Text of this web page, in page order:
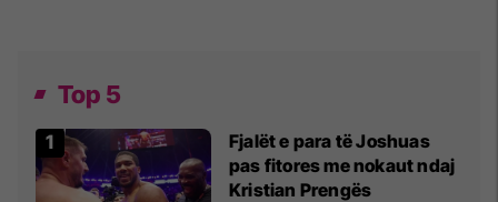
Top 5
Fjalët e para të Joshuas
pas fitores me nokaut ndaj
Kristian Prengës